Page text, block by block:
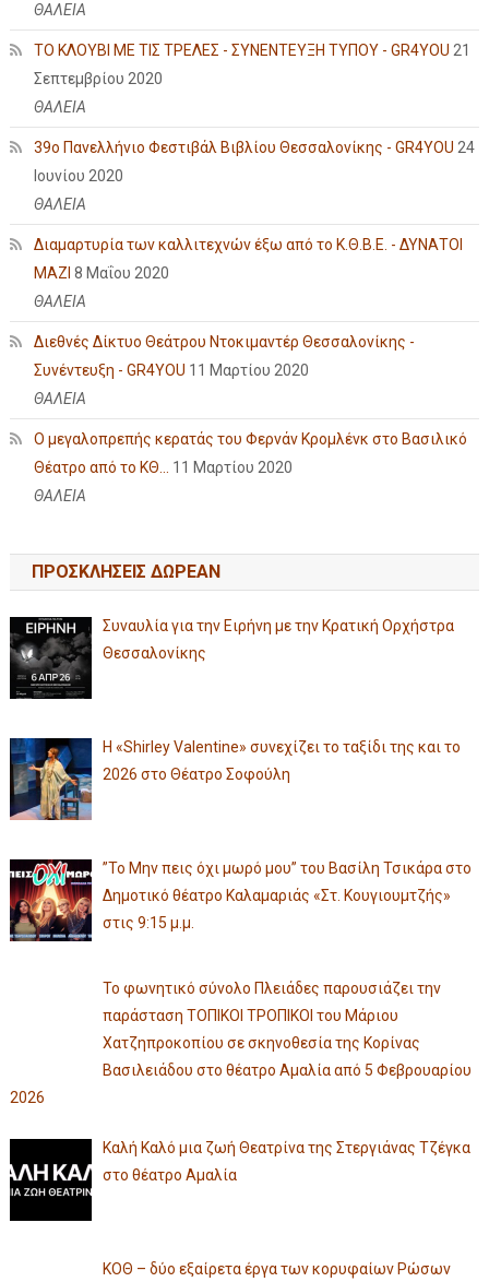
ΘΑΛΕΙΑ
ΤΟ ΚΛΟΥΒΙ ΜΕ ΤΙΣ ΤΡΕΛΕΣ - ΣΥΝΕΝΤΕΥΞΗ ΤΥΠΟΥ - GR4YOU 21
Σεπτεμβρίου 2020
ΘΑΛΕΙΑ
39ο Πανελλήνιο Φεστιβάλ Βιβλίου Θεσσαλονίκης - GR4YOU 24
Ιουνίου 2020
ΘΑΛΕΙΑ
Διαμαρτυρία των καλλιτεχνών έξω από το Κ.Θ.Β.Ε. - ΔΥΝΑΤΟΙ
ΜΑΖΙ 8 Μαΐου 2020
ΘΑΛΕΙΑ
Διεθνές Δίκτυο Θεάτρου Ντοκιμαντέρ Θεσσαλονίκης -
Συνέντευξη - GR4YOU 11 Μαρτίου 2020
ΘΑΛΕΙΑ
Ο μεγαλοπρεπής κερατάς του Φερνάν Κρομλένκ στο Βασιλικό
Θέατρο από το ΚΘ... 11 Μαρτίου 2020
ΘΑΛΕΙΑ
ΠΡΟΣΚΛΗΣΕΙΣ ΔΩΡΕΑΝ
Συναυλία για την Ειρήνη με την Κρατική Ορχήστρα
Θεσσαλονίκης
Η «Shirley Valentine» συνεχίζει το ταξίδι της και το
2026 στο Θέατρο Σοφούλη
”Το Μην πεις όχι μωρό μου” του Βασίλη Τσικάρα στο
Δημοτικό θέατρο Καλαμαριάς «Στ. Κουγιουμτζής»
στις 9:15 μ.μ.
Το φωνητικό σύνολο Πλειάδες παρουσιάζει την
παράσταση ΤΟΠΙΚΟΙ ΤΡΟΠΙΚΟΙ του Μάριου
Χατζηπροκοπίου σε σκηνοθεσία της Κορίνας
Βασιλειάδου στο θέατρο Αμαλία από 5 Φεβρουαρίου
2026
Καλή Καλό μια ζωή Θεατρίνα της Στεργιάνας Τζέγκα
στο θέατρο Αμαλία
ΚΟΘ – δύο εξαίρετα έργα των κορυφαίων Ρώσων